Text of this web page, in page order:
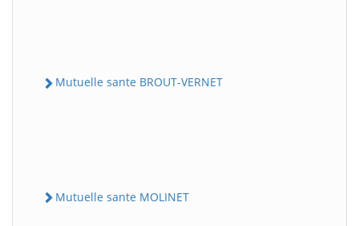
Mutuelle sante BROUT-VERNET
Mutuelle sante MOLINET